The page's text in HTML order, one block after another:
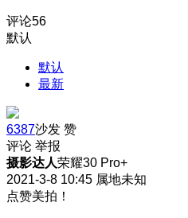
评论56
默认
默认
最新
6387沙发 赞
评论 举报
摄影达人荣耀30 Pro+
2021-3-8 10:45 属地未知
点赞美拍！